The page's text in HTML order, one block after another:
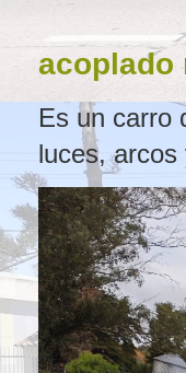
acoplado
Es un carro
luces,